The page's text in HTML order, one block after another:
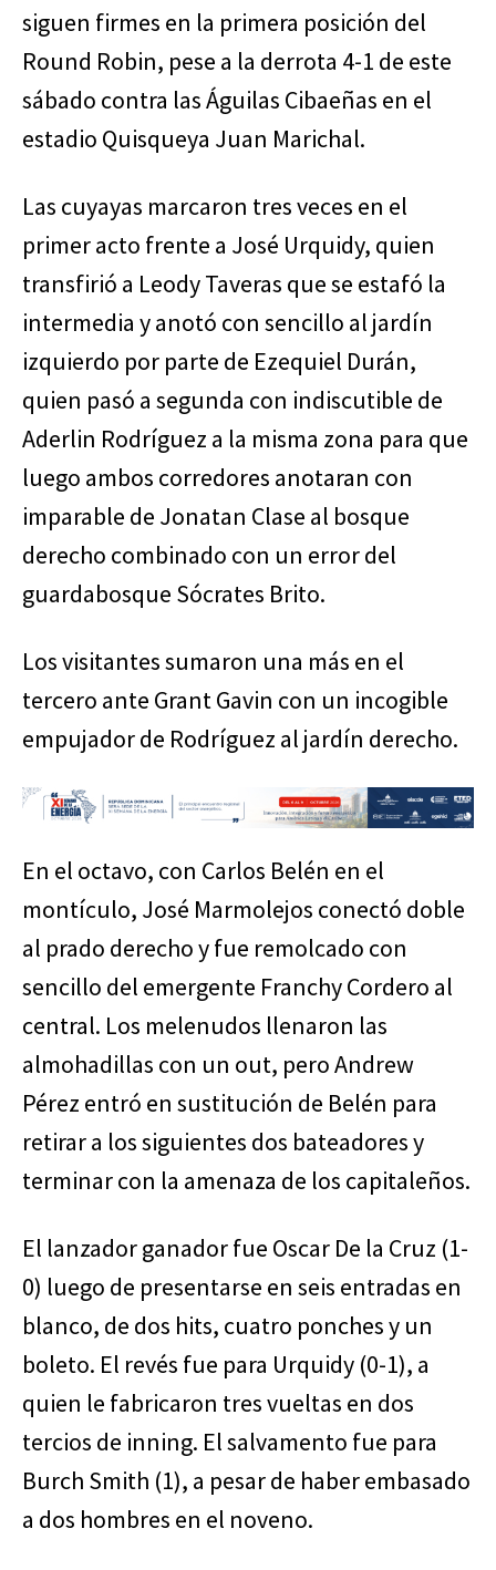
siguen firmes en la primera posición del
Round Robin, pese a la derrota 4-1 de este
sábado contra las Águilas Cibaeñas en el
estadio Quisqueya Juan Marichal.
Las cuyayas marcaron tres veces en el
primer acto frente a José Urquidy, quien
transfirió a Leody Taveras que se estafó la
intermedia y anotó con sencillo al jardín
izquierdo por parte de Ezequiel Durán,
quien pasó a segunda con indiscutible de
Aderlin Rodríguez a la misma zona para que
luego ambos corredores anotaran con
imparable de Jonatan Clase al bosque
derecho combinado con un error del
guardabosque Sócrates Brito.
Los visitantes sumaron una más en el
tercero ante Grant Gavin con un incogible
empujador de Rodríguez al jardín derecho.
En el octavo, con Carlos Belén en el
montículo, José Marmolejos conectó doble
al prado derecho y fue remolcado con
sencillo del emergente Franchy Cordero al
central. Los melenudos llenaron las
almohadillas con un out, pero Andrew
Pérez entró en sustitución de Belén para
retirar a los siguientes dos bateadores y
terminar con la amenaza de los capitaleños.
El lanzador ganador fue Oscar De la Cruz (1-
0) luego de presentarse en seis entradas en
blanco, de dos hits, cuatro ponches y un
boleto. El revés fue para Urquidy (0-1), a
quien le fabricaron tres vueltas en dos
tercios de inning. El salvamento fue para
Burch Smith (1), a pesar de haber embasado
a dos hombres en el noveno.